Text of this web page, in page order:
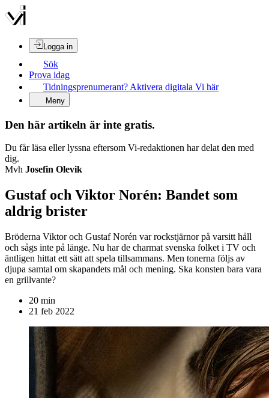
Logga in
Sök
Prova idag
Tidningsprenumerant? Aktivera digitala Vi här
Meny
Den här artikeln är inte gratis.
Du får läsa eller lyssna eftersom Vi-redaktionen har delat den med
dig.
Mvh Josefin Olevik
Gustaf och Viktor Norén: Bandet som
aldrig brister
Bröderna Viktor och Gustaf Norén var rockstjärnor på varsitt håll
och sågs inte på länge. Nu har de charmat svenska folket i TV och
äntligen hittat ett sätt att spela tillsammans. Men tonerna följs av
djupa samtal om skapandets mål och mening. Ska konsten bara vara
en grillvante?
20 min
21 feb 2022